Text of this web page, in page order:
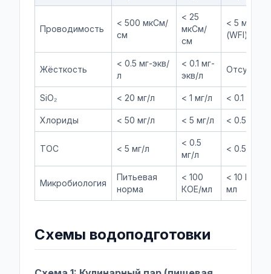
Проводимость
< 500 мкСм/
см
< 25
мкСм/
см
< 5 мкСм/
(WFI)
Жёсткость
< 0.5 мг-экв/
л
< 0.1 мг-
экв/л
SiO₂ < 20 мг/л < 1 мг/л < 0.1 мг/л
Хлориды < 50 мг/л < 5 мг/л < 0.5 мг/л
TOC < 5 мг/л
< 0.5
мг/л
< 0.5 мг/л
Микробиология
Питьевая
норма
< 100
КОЕ/мл
< 10 КОЕ/
мл
Схемы водоподготовки